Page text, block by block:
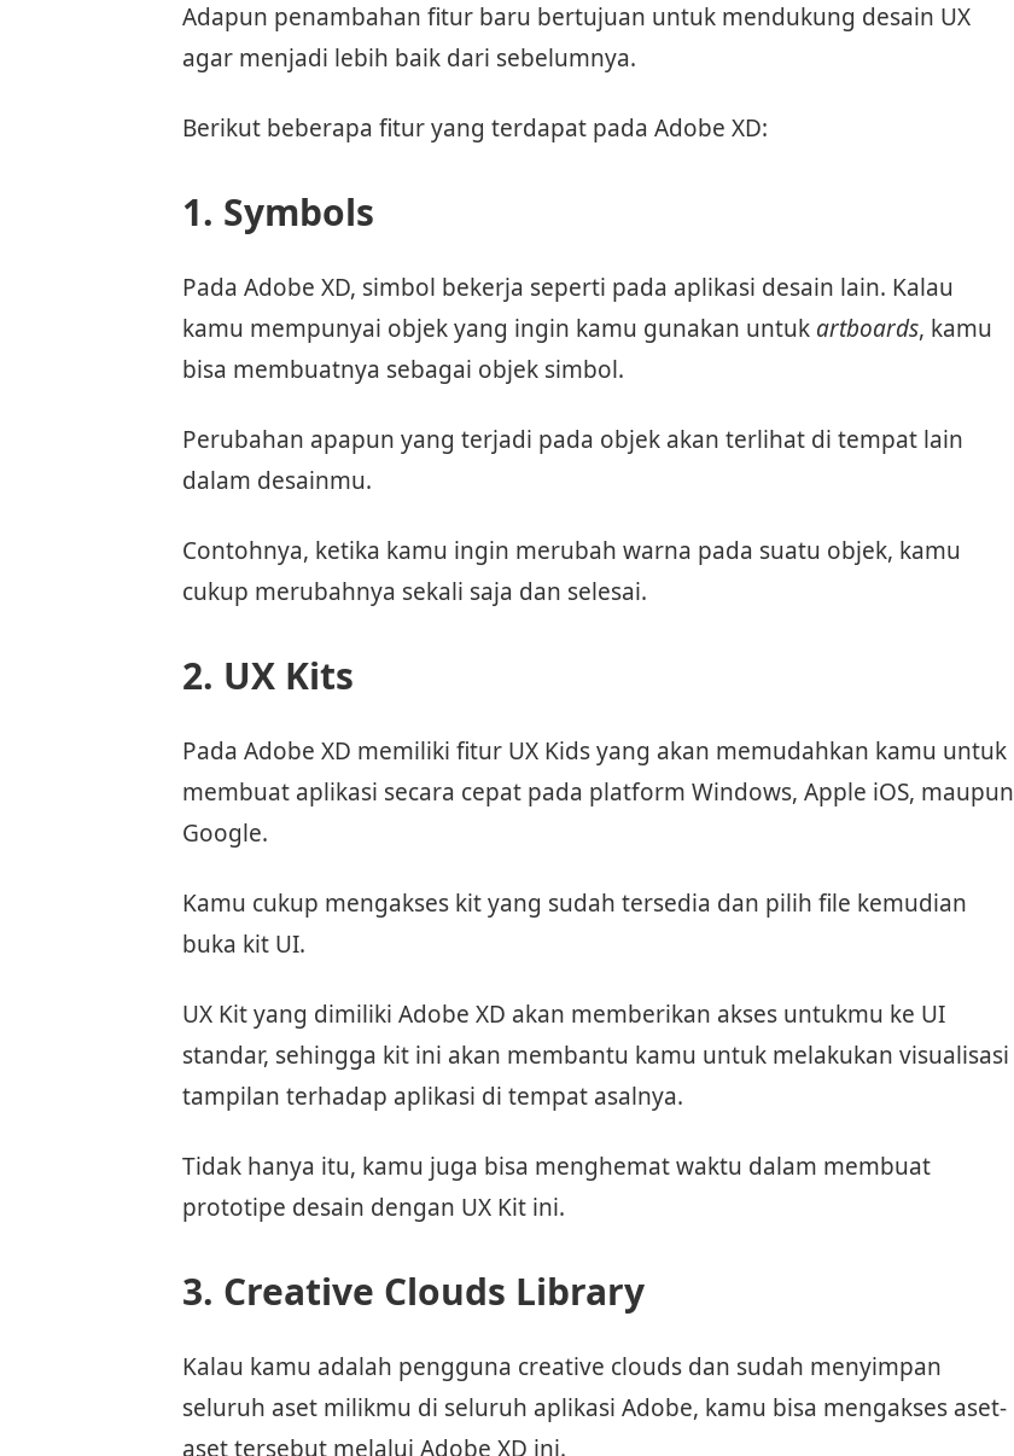
Adapun penambahan fitur baru bertujuan untuk mendukung desain UX
agar menjadi lebih baik dari sebelumnya.
Berikut beberapa fitur yang terdapat pada Adobe XD:
1. Symbols
Pada Adobe XD, simbol bekerja seperti pada aplikasi desain lain. Kalau
kamu mempunyai objek yang ingin kamu gunakan untuk artboards, kamu
bisa membuatnya sebagai objek simbol.
Perubahan apapun yang terjadi pada objek akan terlihat di tempat lain
dalam desainmu.
Contohnya, ketika kamu ingin merubah warna pada suatu objek, kamu
cukup merubahnya sekali saja dan selesai.
2. UX Kits
Pada Adobe XD memiliki fitur UX Kids yang akan memudahkan kamu untuk
membuat aplikasi secara cepat pada platform Windows, Apple iOS, maupun
Google.
Kamu cukup mengakses kit yang sudah tersedia dan pilih file kemudian
buka kit UI.
UX Kit yang dimiliki Adobe XD akan memberikan akses untukmu ke UI
standar, sehingga kit ini akan membantu kamu untuk melakukan visualisasi
tampilan terhadap aplikasi di tempat asalnya.
Tidak hanya itu, kamu juga bisa menghemat waktu dalam membuat
prototipe desain dengan UX Kit ini.
3. Creative Clouds Library
Kalau kamu adalah pengguna creative clouds dan sudah menyimpan
seluruh aset milikmu di seluruh aplikasi Adobe, kamu bisa mengakses aset-
aset tersebut melalui Adobe XD ini.